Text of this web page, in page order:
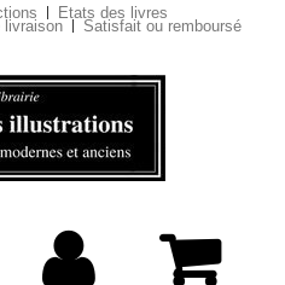
Etats des livres
livraison Satisfait ou remboursé